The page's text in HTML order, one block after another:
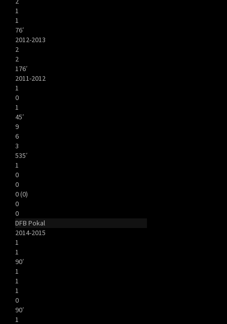
1
1
76′
2012-2013
2
2
176′
2011-2012
1
0
1
45′
9
6
3
535′
1
0
0
0 (0)
0
0
DFB Pokal
2014-2015
1
1
90′
1
1
1
0
90′
1